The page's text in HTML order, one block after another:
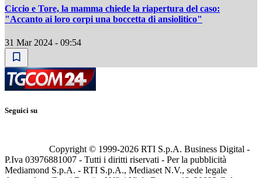
Ciccio e Tore, la mamma chiede la riapertura del caso:
"Accanto ai loro corpi una boccetta di ansiolitico"
31 Mar 2024 - 09:54
Seguici su
Copyright © 1999-2026 RTI S.p.A. Business Digital -
P.Iva 03976881007 - Tutti i diritti riservati - Per la pubblicità
Mediamond S.p.A. - RTI S.p.A., Mediaset N.V., sede legale